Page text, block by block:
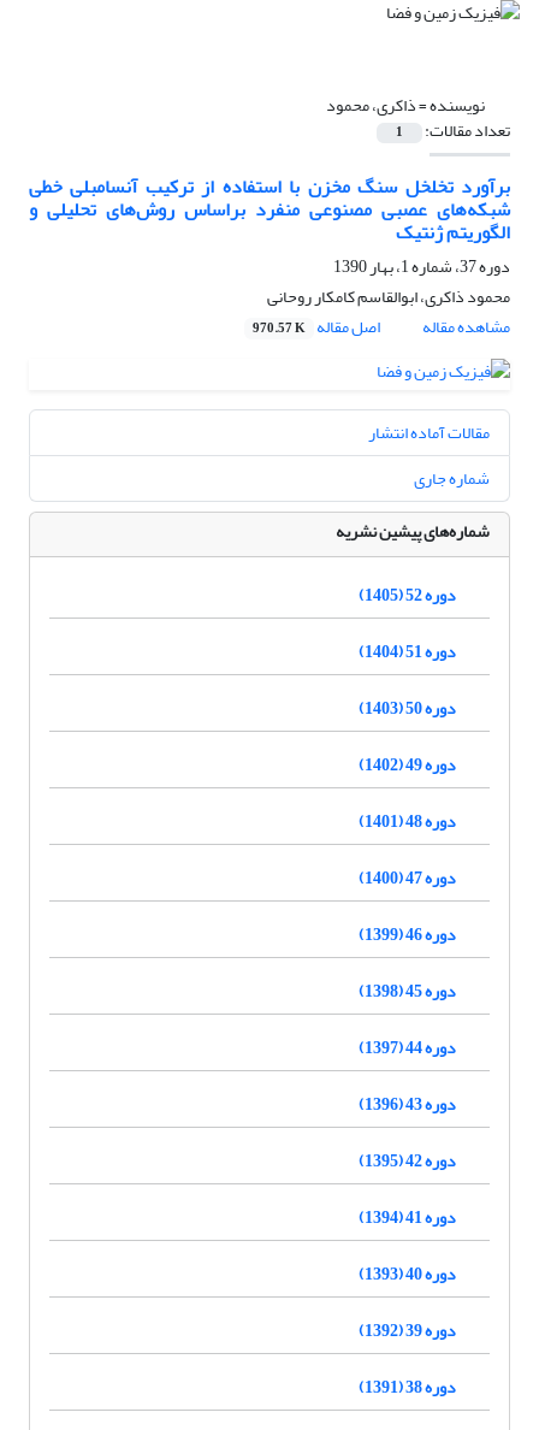
نویسنده =ذاکری، محمود
تعداد مقالات: 1
برآورد تخلخل سنگ مخزن با استفاده از ترکیب آنسامبلی خطی
شبکه‌های عصبی مصنوعی منفرد براساس روش‌های تحلیلی و
الگوریتم ژنتیک
دوره 37، شماره 1، بهار 1390
محمود ذاکری، ابوالقاسم کامکار روحانی
مشاهده مقاله
اصل مقاله 970.57 K
مقالات آماده انتشار
شماره جاری
شماره‌های پیشین نشریه
دوره 52 (1405)
دوره 51 (1404)
دوره 50 (1403)
دوره 49 (1402)
دوره 48 (1401)
دوره 47 (1400)
دوره 46 (1399)
دوره 45 (1398)
دوره 44 (1397)
دوره 43 (1396)
دوره 42 (1395)
دوره 41 (1394)
دوره 40 (1393)
دوره 39 (1392)
دوره 38 (1391)